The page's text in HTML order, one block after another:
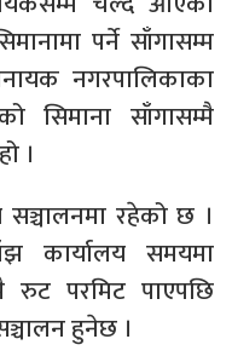
पर्ने साँगासम्म
नगरपालिकाका
सिमाना साँगासम्मै
।
रहेको छ ।
कार्यालय समयमा
रुट परमिट पाएपछि
हुनेछ ।